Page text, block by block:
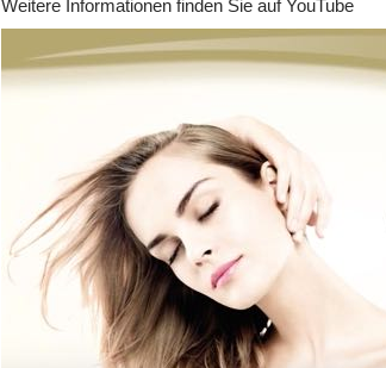
Weitere Informationen finden Sie auf YouTube